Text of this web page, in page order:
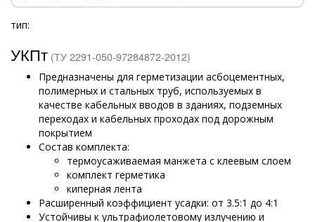
тип:
УКПт (ТУ 2291-050-97284872-2012)
Предназначены для герметизации асбоцементных,
полимерных и стальных труб, используемых в
качестве кабельных вводов в зданиях, подземных
переходах и кабельных проходах под дорожным
покрытием
Состав комплекта:
термоусаживаемая манжета с клеевым слоем
комплект герметика
киперная лента
Расширенный коэффициент усадки: от 3.5:1 до 4:1
Устойчивы к ультрафиолетовому излучению и